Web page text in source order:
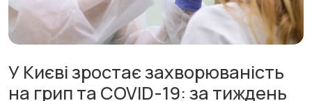
У Києві зростає захворюваність
на грип та COVID-19: за тиждень